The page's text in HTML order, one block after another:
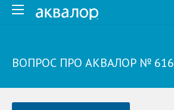
ВОПРОС ПРО АКВАЛОР № 616